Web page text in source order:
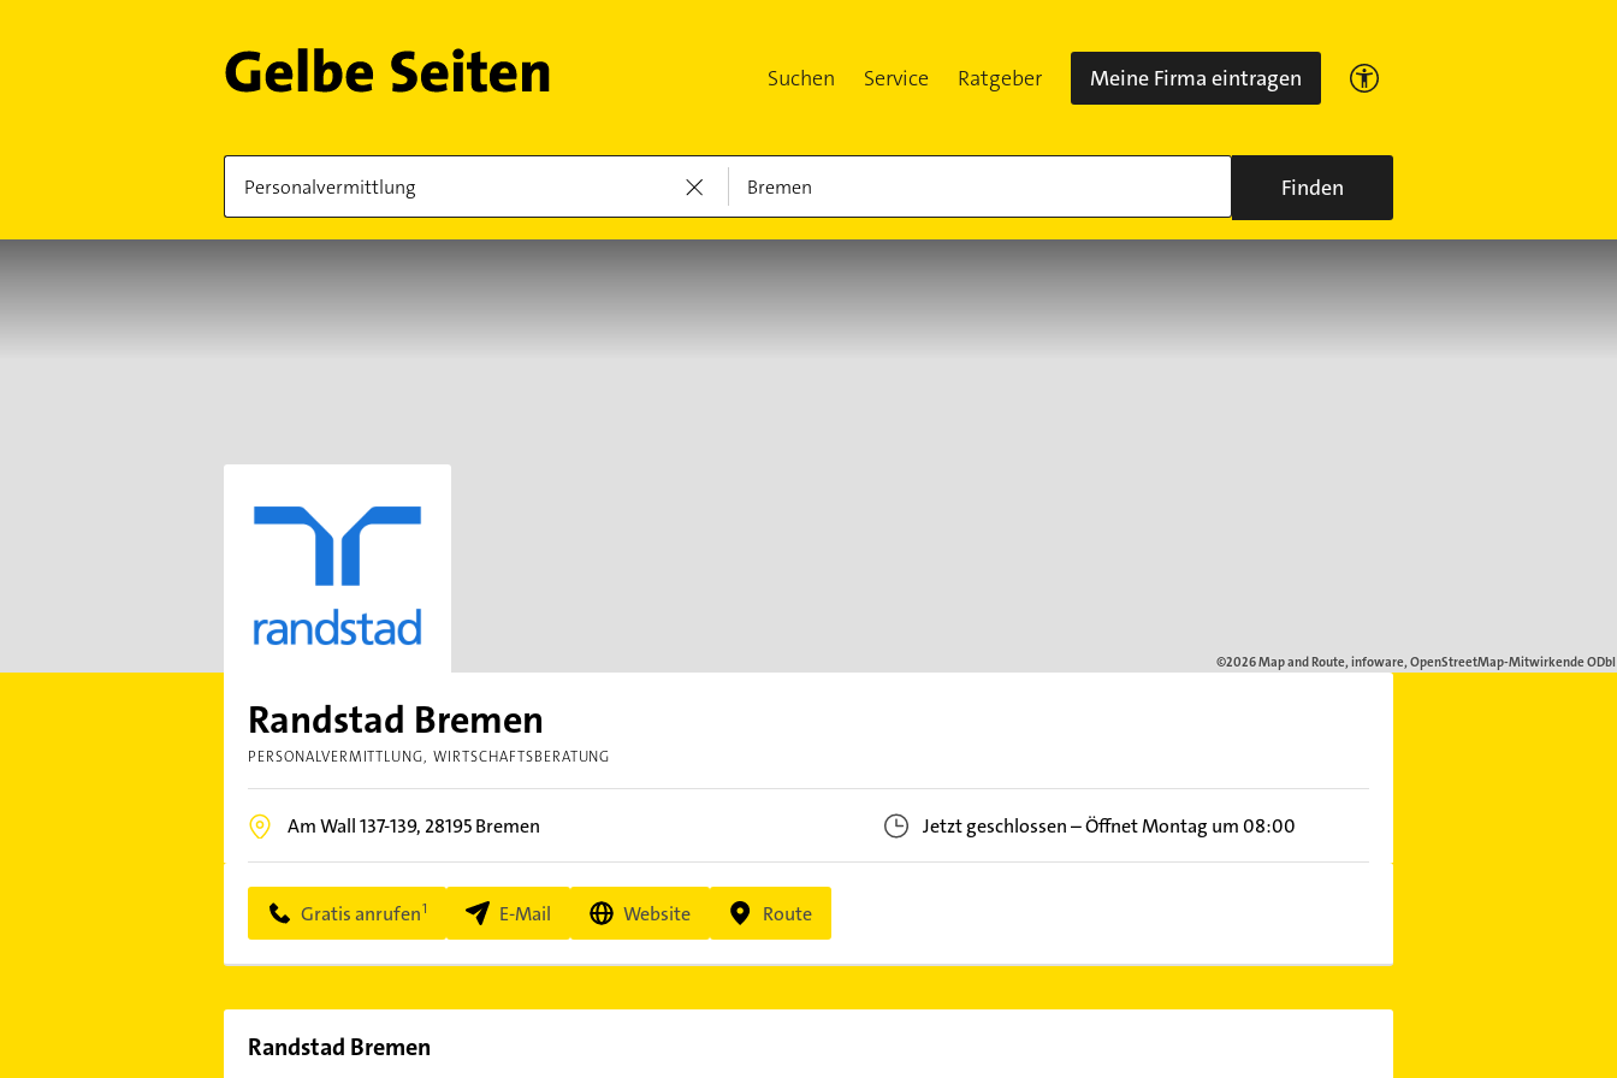
Suchen Service Ratgeber Meine Firma eintragen
Finden
Randstad Bremen
PERSONALVERMITTLUNG WIRTSCHAFTSBERATUNG
Am Wall 137-139, 28195Bremen Jetzt geschlossen–Öffnet Montag um 08:00
Gratis anrufen E-Mail Website Route
Randstad Bremen